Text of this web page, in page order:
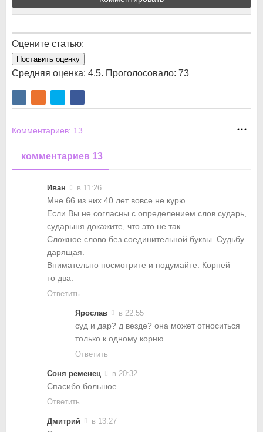
Оцените статью:
Поставить оценку
Средняя оценка: 4.5. Проголосовало: 73
Комментариев: 13
комментариев 13
Иван в 11:26
Мне 66 из них 40 лет вовсе не курю.
Если Вы не согласны с определением слов сударь,
сударыня докажите, что это не так.
Сложное слово без соединительной буквы. Судьбу
дарящая.
Внимательно посмотрите и подумайте. Корней
то два.
Ответить
Ярослав в 22:55
суд и дар? д везде? она может относиться
только к одному корню.
Ответить
Соня ременец в 20:32
Спасибо большое
Ответить
Дмитрий в 13:27